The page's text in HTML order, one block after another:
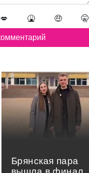
💋 🤮 🤑 🤫
Брянская пара